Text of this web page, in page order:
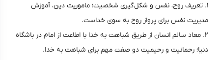
۱. تعریف روح، نفس و شکل‌گیری شخصیت؛ ماموریت دین، آموزش
مدیریت نفس برای پرواز روح به سوی خداست.
۲. معاد سالم انسان از طریق شباهت به خدا با اطاعت از امام در باشگاه
دنیا؛ رحمانیت و رحیمیت دو صفت مهم برای شباهت به خدا.